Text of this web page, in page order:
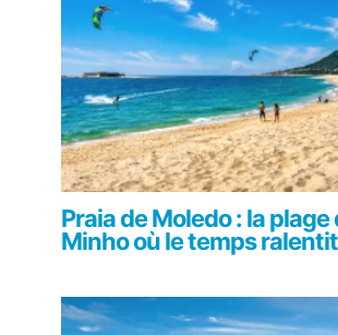
Praia de Moledo : la plage
Minho où le temps ralentit